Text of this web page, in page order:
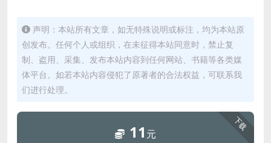
声明：本站所有文章，如无特殊说明或标注，均为本站原
创发布。任何个人或组织，在未征得本站同意时，禁止复
制、盗用、采集、发布本站内容到任何网站、书籍等各类媒
体平台。如若本站内容侵犯了原著者的合法权益，可联系我
们进行处理。
下载
11 元